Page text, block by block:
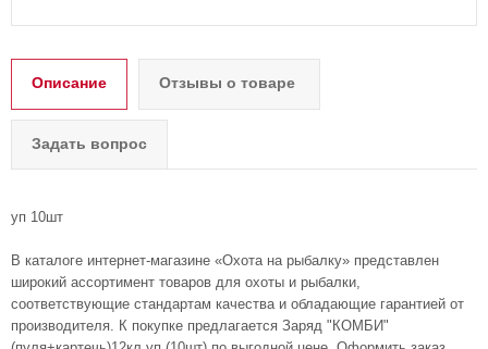
Описание Отзывы о товаре
Задать вопрос
уп 10шт
В каталоге интернет-магазине «Охота на рыбалку» представлен
широкий ассортимент товаров для охоты и рыбалки,
соответствующие стандартам качества и обладающие гарантией от
производителя. К покупке предлагается Заряд "КОМБИ"